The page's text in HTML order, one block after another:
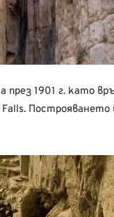
през 1901 г. като